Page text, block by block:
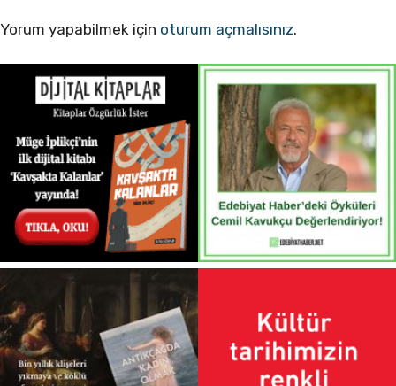
Yorum yapabilmek için oturum açmalısınız.